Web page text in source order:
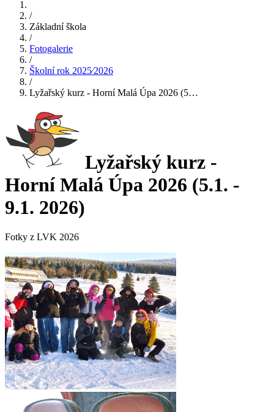
/
Základní škola
/
Fotogalerie
/
Školní rok 2025⁄2026
/
Lyžařský kurz - Horní Malá Úpa 2026 (5…
Lyžařský kurz -
Horní Malá Úpa 2026 (5.1. -
9.1. 2026)
Fotky z LVK 2026